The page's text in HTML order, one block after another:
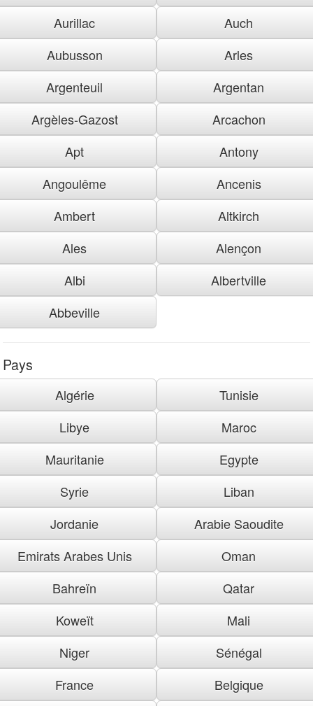
Aurillac
Auch
Aubusson
Arles
Argenteuil
Argentan
Argèles-Gazost
Arcachon
Apt
Antony
Angoulême
Ancenis
Ambert
Altkirch
Ales
Alençon
Albi
Albertville
Abbeville
Pays
Algérie
Tunisie
Libye
Maroc
Mauritanie
Egypte
Syrie
Liban
Jordanie
Arabie Saoudite
Emirats Arabes Unis
Oman
Bahreïn
Qatar
Koweït
Mali
Niger
Sénégal
France
Belgique